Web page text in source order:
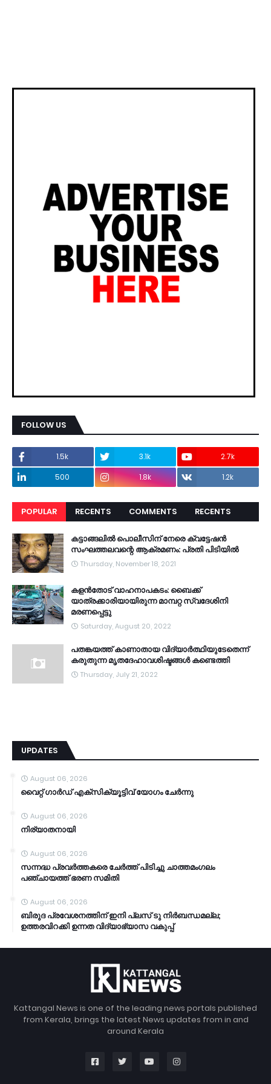
FOLLOW US
1.5k 3.1k
2.7k
500
1.8k 1.2k
POPULAR RECENTS COMMENTS RECENTS
കട്ടാങ്ങലിൽ പൊലീസിന് നേരെ ക്വട്ടേഷൻ
സംഘത്തലവന്റെ ആക്രമണം: പ്രതി പിടിയിൽ
Thursday, November 18, 2021
കളൻതോട് വാഹനാപകടം: ബൈക്ക്
യാത്രക്കാരിയായിരുന്ന മാമ്പറ്റ സ്വദേശിനി
മരണപ്പെട്ടു
Saturday, August 20, 2022
പതങ്കയത്ത് കാണാതായ വിദ്യാർത്ഥിയുടേതെന്ന്
കരുതുന്ന മൃതദേഹാവശിഷ്ടങ്ങൾ കണ്ടെത്തി
Thursday, July 21, 2022
UPDATES
August 06, 2026
വൈറ്റ് ഗാർഡ് എക്സിക്യൂട്ടിവ് യോഗം ചേർന്നു
August 06, 2026
നിര്യാതനായി
August 06, 2026
സന്നദ്ധ പ്രവർത്തകരെ ചേർത്ത് പിടിച്ചു ചാത്തമംഗലം
പഞ്ചായത്ത്‌ ഭരണ സമിതി
August 06, 2026
ബിരുദ പ്രവേശനത്തിന് ഇനി പ്ലസ് ടു നിർബന്ധമല്ല;
ഉത്തരവിറക്കി ഉന്നത വിദ്യാഭ്യാസ വകുപ്പ്
Kattangal News is one of the leading news portals published
from Kerala, brings the latest News updates from in and
around Kerala